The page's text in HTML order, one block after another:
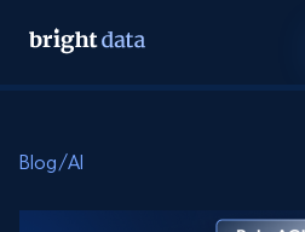
Blog/AI